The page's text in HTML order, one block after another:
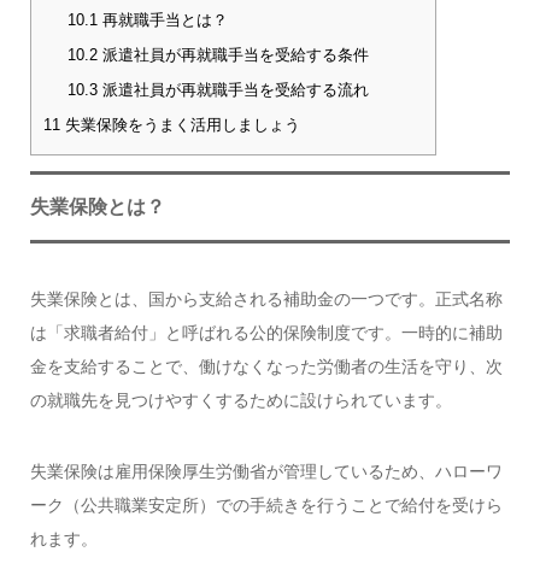
10.1再就職手当とは？
10.2派遣社員が再就職手当を受給する条件
10.3派遣社員が再就職手当を受給する流れ
11失業保険をうまく活用しましょう
失業保険とは？
失業保険とは、国から支給される補助金の一つです。正式名称
は「求職者給付」と呼ばれる公的保険制度です。一時的に補助
金を支給することで、働けなくなった労働者の生活を守り、次
の就職先を見つけやすくするために設けられています。
失業保険は雇用保険厚生労働省が管理しているため、ハローワ
ーク（公共職業安定所）での手続きを行うことで給付を受けら
れます。